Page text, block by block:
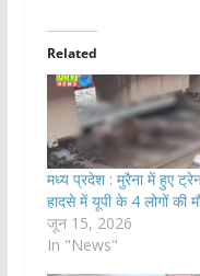
Related
मध्य प्रदेश : मुरैना में हुए
हादसे में यूपी के 4 लोगों की
जून 15, 2026
In "News"